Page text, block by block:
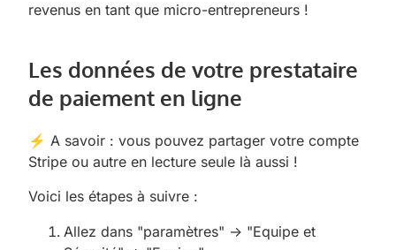
revenus en tant que micro-entrepreneurs !
Les données de votre prestataire
de paiement en ligne
⚡ A savoir : vous pouvez partager votre compte
Stripe ou autre en lecture seule là aussi !
Voici les étapes à suivre :
Allez dans "paramètres" -> "Equipe et